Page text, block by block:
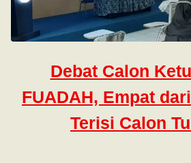
Debat Calon
FUADAH, Empat
Terisi Calon